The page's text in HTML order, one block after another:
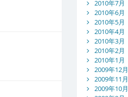
2010年7月
2010年6月
2010年5月
2010年4月
2010年3月
2010年2月
2010年1月
2009年12月
2009年11月
2009年10月